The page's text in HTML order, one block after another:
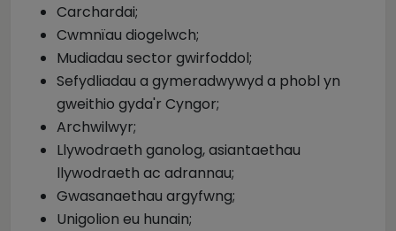
Carchardai;
Cwmnïau diogelwch;
Mudiadau sector gwirfoddol;
Sefydliadau a gymeradwywyd a phobl yn
gweithio gyda'r Cyngor;
Archwilwyr;
Llywodraeth ganolog, asiantaethau
llywodraeth ac adrannau;
Gwasanaethau argyfwng;
Unigolion eu hunain;